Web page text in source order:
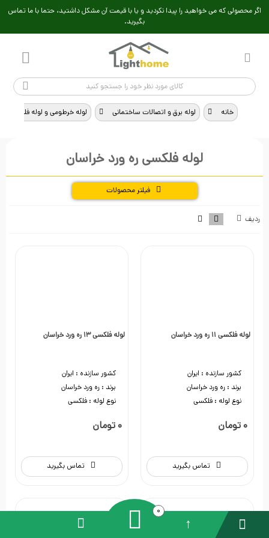
اگر محصولی که می خواهید را پیدا نکردید و یا با قیمت آن مشکل داشتید، حتما با ما تماس
بگیرید.
خانه > لوله برق و اتصالات ساختمانی > لوله خرطومی و لوله فلکسی
لوله فلکسی ره ورد خراسان
فیلتر محصولات
ردیف
لوله فلکسی 11 ره ورد خراسان
کشور سازنده : ایران
برند : ره ورد خراسان
نوع لوله : فلکسی
0 تومان
تماس بگیرید
لوله فلکسی 13 ره ورد خراسان
کشور سازنده : ایران
برند : ره ورد خراسان
نوع لوله : فلکسی
0 تومان
تماس بگیرید
0